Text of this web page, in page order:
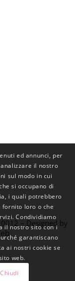
– Designed by
ed annunci, per
il nostro
sul modo in cui
si occupano di
i quali potrebbero
loro o che
Condividiamo
il nostro sito con i
garantiscano
ai nostri cookie se
web.
Chiudi